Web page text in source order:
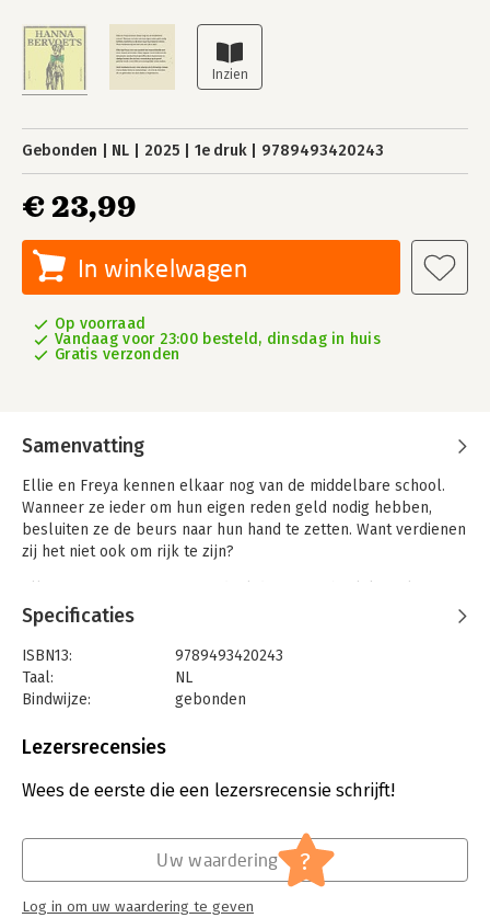
Gebonden NL 2025 1e druk 9789493420243
€ 23,99
In winkelwagen
Op voorraad
Vandaag voor 23:00 besteld, dinsdag in huis
Gratis verzonden
Samenvatting
Ellie en Freya kennen elkaar nog van de middelbare school.
Wanneer ze ieder om hun eigen reden geld nodig hebben,
besluiten ze de beurs naar hun hand te zetten. Want verdienen
zij het niet ook om rijk te zijn?
waard zal worden. Maar algauw wordt iedereen die dat gouden
aandeel bezit getroffen door mysterieuze en akelige kwalen.
En als hun vriendschap op de proef gesteld wordt, moet Ellie
een onmogelijke keuze maken.
'Geld verdienen' is een even scherpe als lichtvoetige roman
over schuld, boete en zusterschap – en over de woorden die
we gebruiken om onze daden te legitimeren.
Specificaties
ISBN13:
9789493420243
Taal:
NL
Bindwijze:
gebonden
Uitgever:
Verschijningsdatum:
24-6-2025
Literatuur en romans
Lezersrecensies
Wees de eerste die een lezersrecensie schrijft!
Uw waardering ?
Log in om uw waardering te geven